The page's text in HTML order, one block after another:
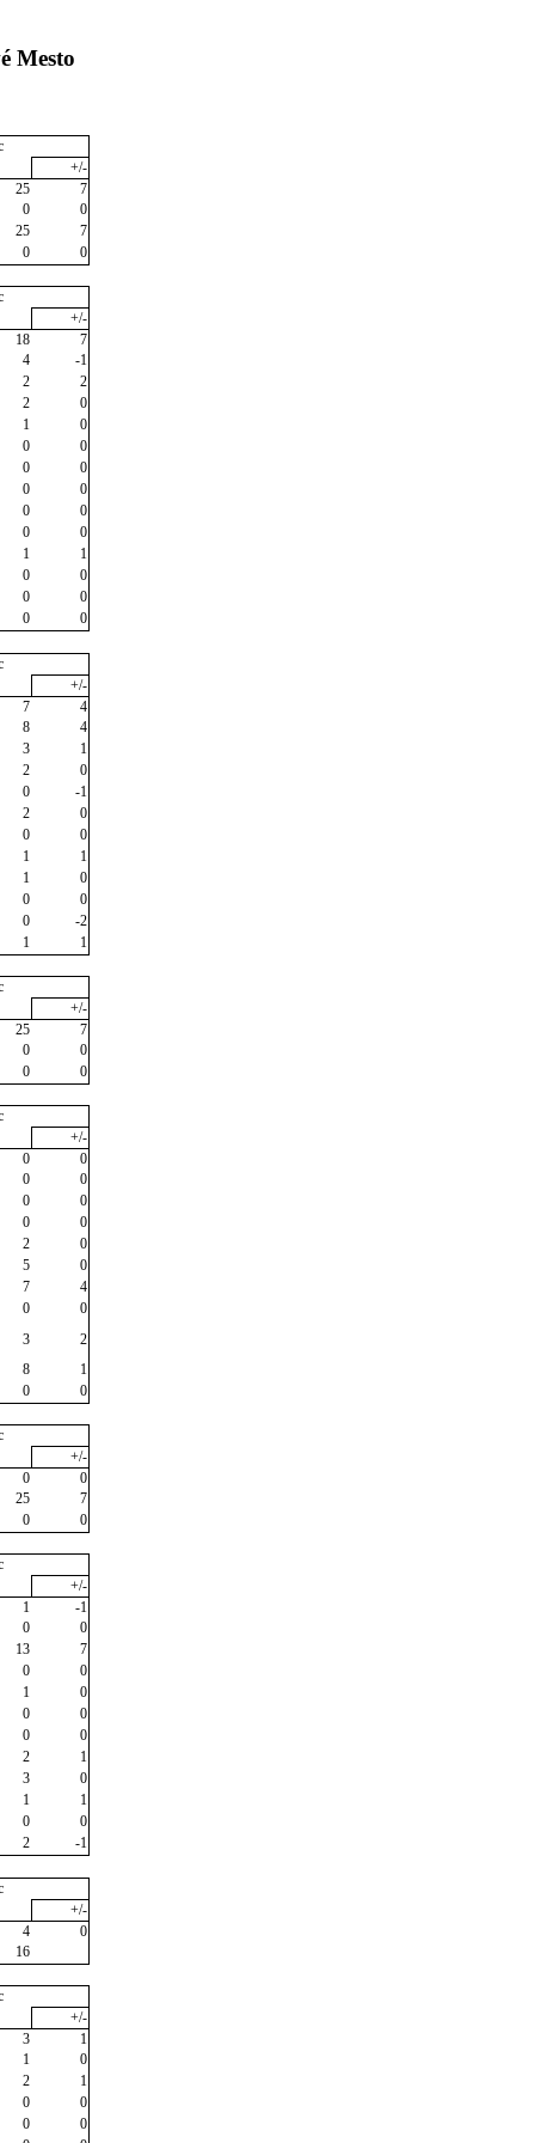
Mesto
+/-
25
7
0
0
25
7
0
0
+/-
18
7
4
-1
2
2
2
0
1
0
0
0
0
0
0
0
0
0
0
0
1
1
0
0
0
0
0
0
+/-
7
4
8
4
3
1
2
0
0
-1
2
0
0
0
1
1
1
0
0
0
0
-2
1
1
+/-
25
7
0
0
0
0
+/-
0
0
0
0
0
0
0
0
2
0
5
0
7
4
0
0
3
2
8
1
0
0
+/-
0
0
25
7
0
0
+/-
1
-1
0
0
13
7
0
0
1
0
0
0
0
0
2
1
3
0
1
1
0
0
2
-1
+/-
4
0
16
+/-
3
1
1
0
2
1
0
0
0
0